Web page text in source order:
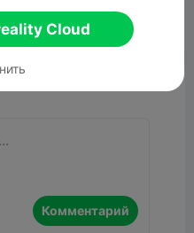
 2
Комментарий
Cloud